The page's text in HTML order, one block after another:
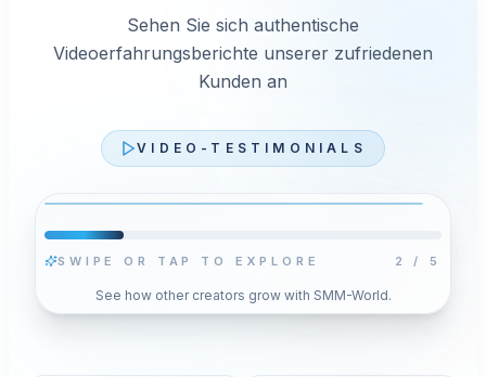
Sehen Sie sich authentische
Videoerfahrungsberichte unserer zufriedenen
Kunden an
VIDEO-TESTIMONIALS
Mit Wiedergabe laden Sie für dieses Video den
SWIPE OR TAP TO EXPLORE 2 / 5
See how other creators grow with SMM-World.